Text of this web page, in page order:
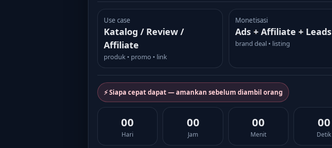
Use case
Katalog / Review /
Affiliate
produk • promo • link
Monetisasi
Ads + Affiliate + Leads
brand deal • listing
⚡ Siapa cepat dapat — amankan sebelum diambil orang
00
Hari
00
Jam
00
Menit
00
Detik